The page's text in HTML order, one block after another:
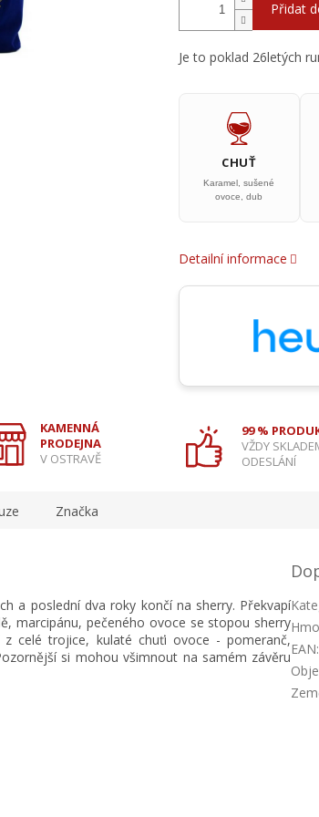
Přidat
Je to poklad 26letých
CHUŤ
Karamel, sušené
ovoce, dub
Detailní informace
KAMENNÁ
PRODEJNA
V OSTRAVĚ
99 %
VŽDY
ODESLÁNÍ
Značka
a poslední dva roky končí na sherry. Překvapí
marcipánu, pečeného ovoce se stopou sherry
celé trojice, kulaté chuťi ovoce - pomeranč,
si mohou všimnout na samém závěruEAN: